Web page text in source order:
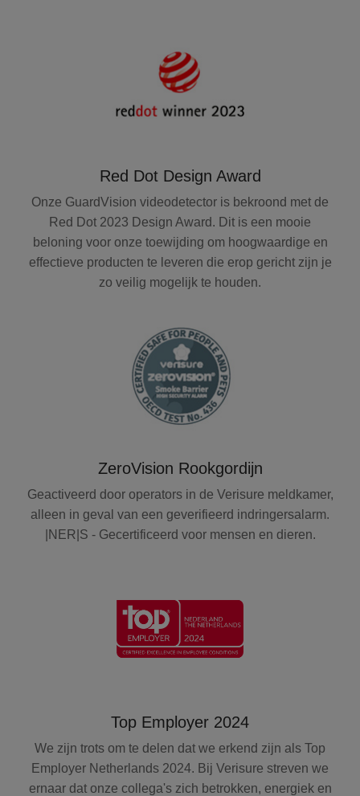
Red Dot Design Award
Onze GuardVision videodetector is bekroond met de
Red Dot 2023 Design Award. Dit is een mooie
beloning voor onze toewijding om hoogwaardige en
effectieve producten te leveren die erop gericht zijn je
zo veilig mogelijk te houden.
ZeroVision Rookgordijn
Geactiveerd door operators in de Verisure meldkamer,
alleen in geval van een geverifieerd indringersalarm.
|NER|S - Gecertificeerd voor mensen en dieren.
Top Employer 2024
We zijn trots om te delen dat we erkend zijn als Top
Employer Netherlands 2024. Bij Verisure streven we
ernaar dat onze collega's zich betrokken, energiek en